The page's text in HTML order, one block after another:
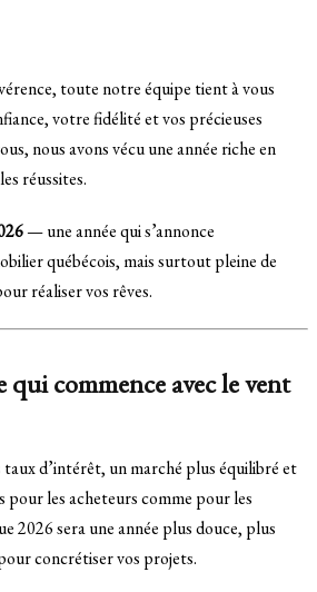
toute notre équipe tient à vous
votre fidélité et vos précieuses
nous avons vécu une année riche en
réussites.
— une année qui s’annonce
québécois, mais surtout pleine de
réaliser vos rêves.
qui commence avec le vent
taux d’intérêt, un marché plus équilibré et
pour les acheteurs comme pour les
2026 sera une année plus douce, plus
concrétiser vos projets.